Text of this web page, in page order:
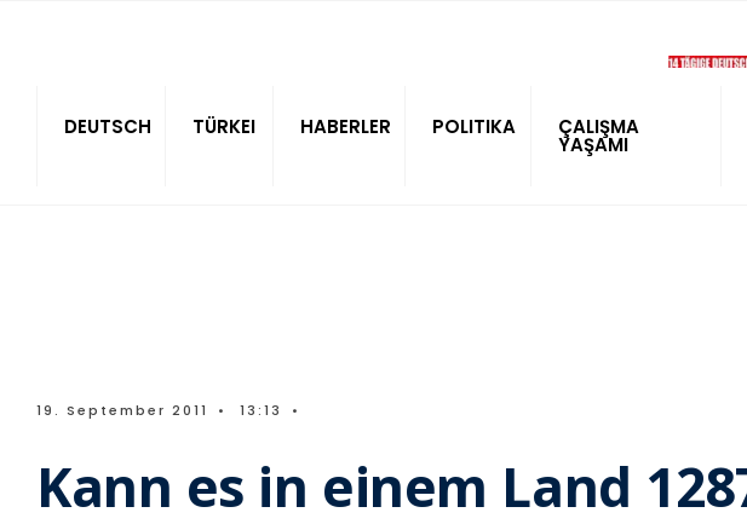
DEUTSCH TÜRKEI HABERLER POLITIKA ÇALIŞMA
YAŞAMI
19. September 2011 • 13:13 •
Kann es in einem Land